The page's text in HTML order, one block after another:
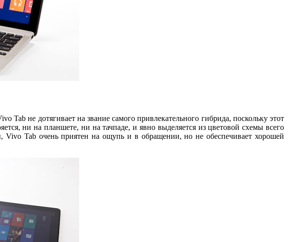
Tab не дотягивает на звание самого привлекательного гибрида, поскольку этот
ни на планшете, ни на тачпаде, и явно выделяется из цветовой схемы всего
Vivo Tab очень приятен на ощупь и в обращении, но не обеспечивает хорошей